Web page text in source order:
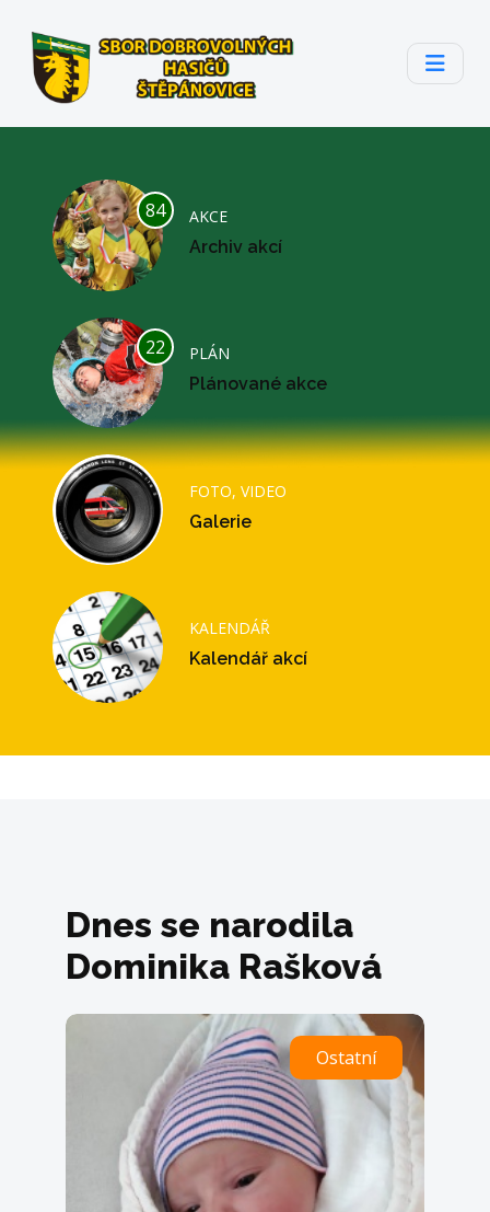
84
AKCE
Archiv akcí
22
PLÁN
Plánované akce
FOTO, VIDEO
Galerie
KALENDÁŘ
Kalendář akcí
Dnes se narodila
Dominika Rašková
Ostatní